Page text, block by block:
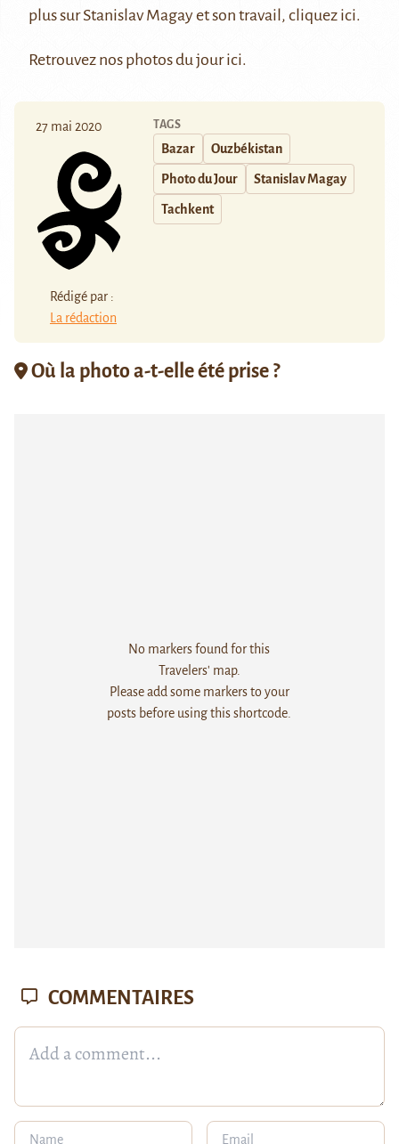
plus sur Stanislav Magay et son travail, cliquez ici.
Retrouvez nos photos du jourici.
27 mai 2020
Rédigé par :
La rédaction
TAGS
Bazar Ouzbékistan
Photo du Jour Stanislav Magay
Tachkent
Où la photo a-t-elle été prise ?
No markers found for this
Travelers' map.
Please add some markers to your
posts before using this shortcode.
COMMENTAIRES